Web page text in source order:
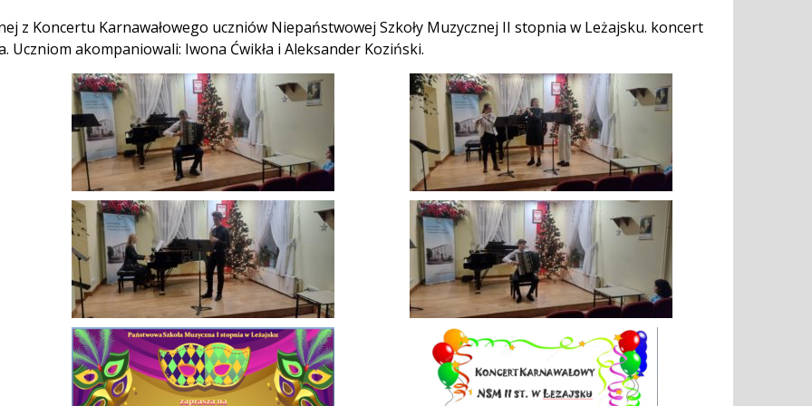
z Koncertu Karnawałowego uczniów Niepaństwowej Szkoły Muzycznej II stopnia w Leżajsku. koncert
Uczniom akompaniowali: Iwona Ćwikła i Aleksander Koziński.